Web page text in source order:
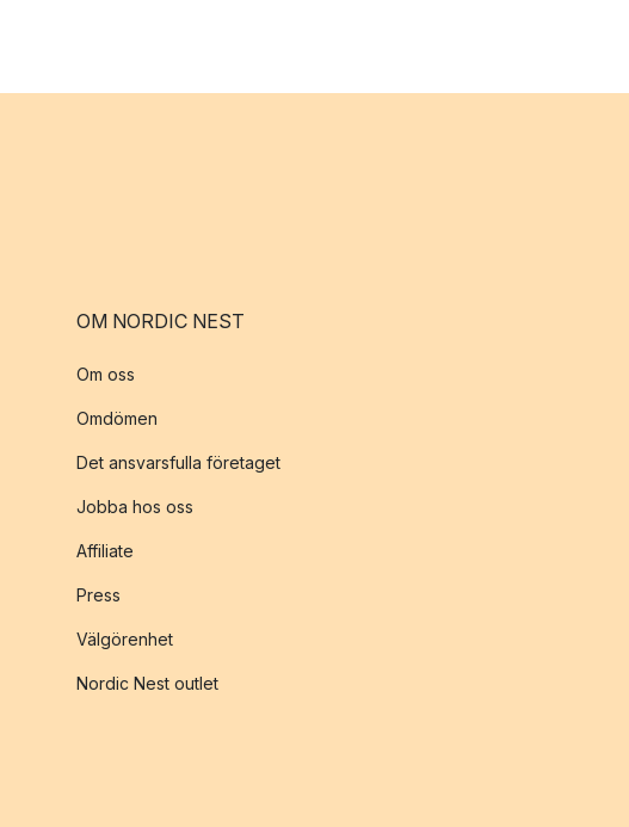
OM NORDIC NEST
Om oss
Omdömen
Det ansvarsfulla företaget
Jobba hos oss
Affiliate
Press
Välgörenhet
Nordic Nest outlet